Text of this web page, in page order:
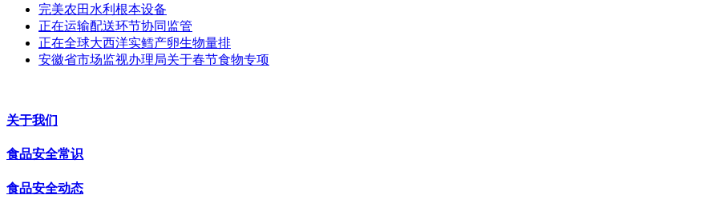
完美农田水利根本设备
正在运输配送环节协同监管
正在全球大西洋实鳕产卵生物量排
安徽省市场监视办理局关于春节食物专项
关于我们
食品安全常识
食品安全动态